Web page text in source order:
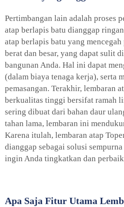
Pertimbangan lain adalah proses
atap berlapis batu dianggap
atap berlapis batu yang
berat dan besar, yang dapat sulit
bangunan Anda. Hal ini dapat
(dalam biaya tenaga kerja), serta
pemasangan. Terakhir, lembaran
berkualitas tinggi bersifat ramah
sering dibuat dari bahan daur
tahan lama, lembaran ini
Karena itulah, lembaran atap
dianggap sebagai solusi
ingin Anda tingkatkan dan
Apa Saja Fitur Utama